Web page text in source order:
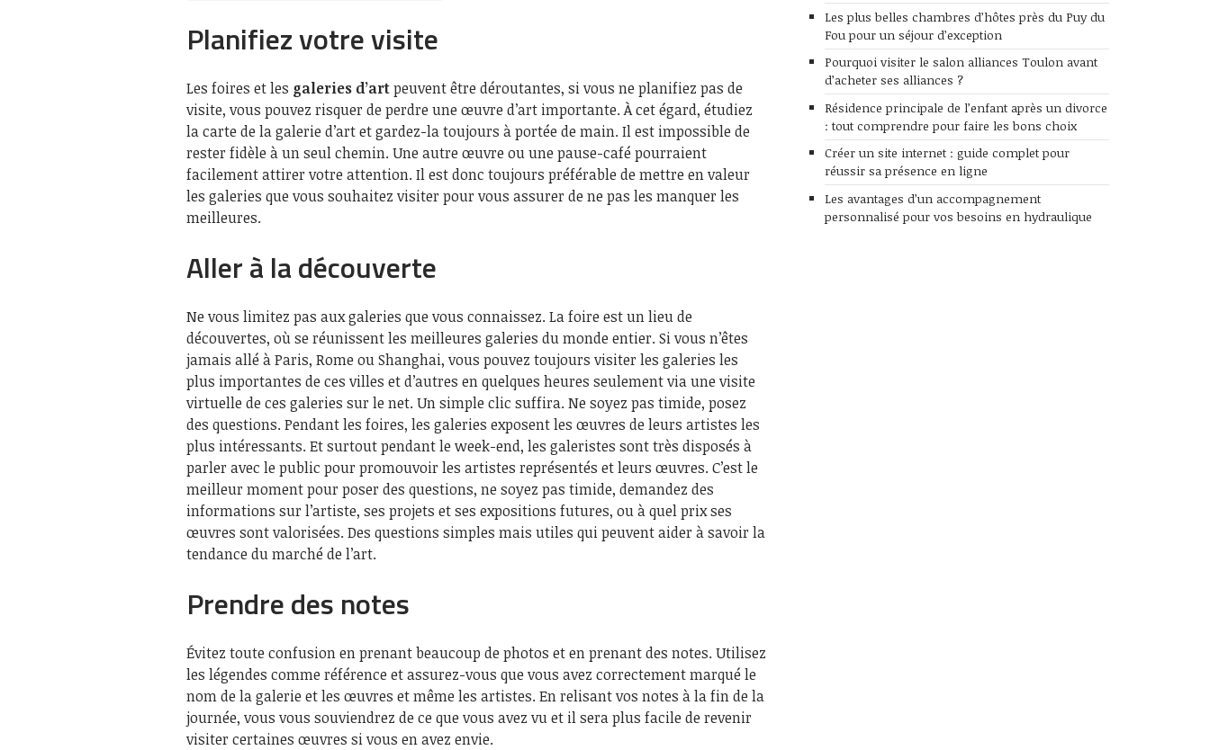
Planifiez votre visite
Les foires et les galeries d’artpeuvent être déroutantes, si vous ne planifiez pas de
visite, vous pouvez risquer de perdre une œuvre d’art importante. À cet égard, étudiez
la carte de la galerie d’art et gardez-la toujours à portée de main. Il est impossible de
rester fidèle à un seul chemin. Une autre œuvre ou une pause-café pourraient
facilement attirer votre attention. Il est donc toujours préférable de mettre en valeur
les galeries que vous souhaitez visiter pour vous assurer de ne pas les manquer les
meilleures.
Aller à la découverte
Ne vous limitez pas aux galeries que vous connaissez. La foire est un lieu de
découvertes, où se réunissent les meilleures galeries du monde entier. Si vous n’êtes
jamais allé à Paris, Rome ou Shanghai, vous pouvez toujours visiter les galeries les
plus importantes de ces villes et d’autres en quelques heures seulement via une visite
virtuelle de ces galeries sur le net. Un simple clic suffira. Ne soyez pas timide, posez
des questions. Pendant les foires, les galeries exposent les œuvres de leurs artistes les
plus intéressants. Et surtout pendant le week-end, les galeristes sont très disposés à
parler avec le public pour promouvoir les artistes représentés et leurs œuvres. C’est le
meilleur moment pour poser des questions, ne soyez pas timide, demandez des
informations sur l’artiste, ses projets et ses expositions futures, ou à quel prix ses
œuvres sont valorisées. Des questions simples mais utiles qui peuvent aider à savoir la
tendance du marché de l’art.
Prendre des notes
Évitez toute confusion en prenant beaucoup de photos et en prenant des notes. Utilisez
les légendes comme référence et assurez-vous que vous avez correctement marqué le
nom de la galerie et les œuvres et même les artistes. En relisant vos notes à la fin de la
journée, vous vous souviendrez de ce que vous avez vu et il sera plus facile de revenir
visiter certaines œuvres si vous en avez envie.
Les plus belles chambres d’hôtes près du Puy du
Fou pour un séjour d’exception
Pourquoi visiter le salon alliances Toulon avant
d’acheter ses alliances ?
Résidence principale de l’enfant après un divorce
: tout comprendre pour faire les bons choix
Créer un site internet : guide complet pour
réussir sa présence en ligne
Les avantages d’un accompagnement
personnalisé pour vos besoins en hydraulique